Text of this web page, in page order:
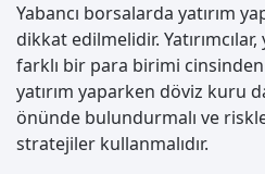
Yabancı borsalarda yatırım
dikkat edilmelidir.
farklı bir para birimi
yatırım yaparken döviz kuru
önünde bulundurmalı ve
stratejiler kullanmalıdır.